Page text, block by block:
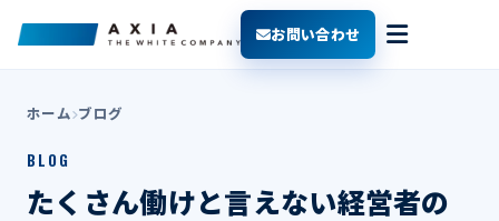
お問い合わせ
ホーム ブログ
BLOG
たくさん働けと言えない経営者の